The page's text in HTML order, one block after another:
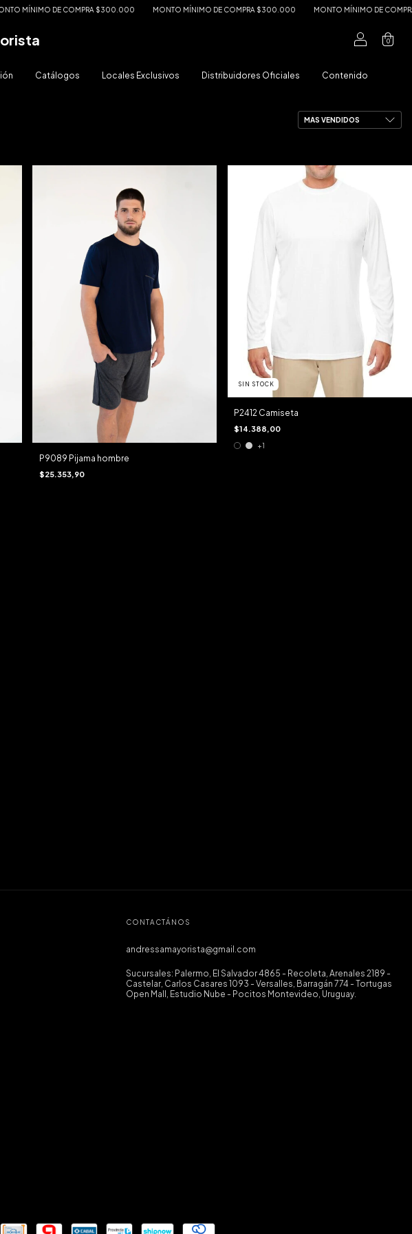
DE COMPRA $300.000 MONTO MÍNIMO DE COMPRA $300.000 MONTO MÍNIMO DE COMPRA
0
Catálogos Locales Exclusivos Distribuidores Oficiales Contenido
P9089 Pijama hombre
$25.353,90
SIN STOCK
P2412 Camiseta
$14.388,00
+1
CONTACTÁNOS
andressamayorista@gmail.com
Sucursales: Palermo, El Salvador 4865 - Recoleta, Arenales 2189 -
Castelar, Carlos Casares 1093 - Versalles, Barragán 774 - Tortugas
Open Mall, Estudio Nube - Pocitos Montevideo, Uruguay.